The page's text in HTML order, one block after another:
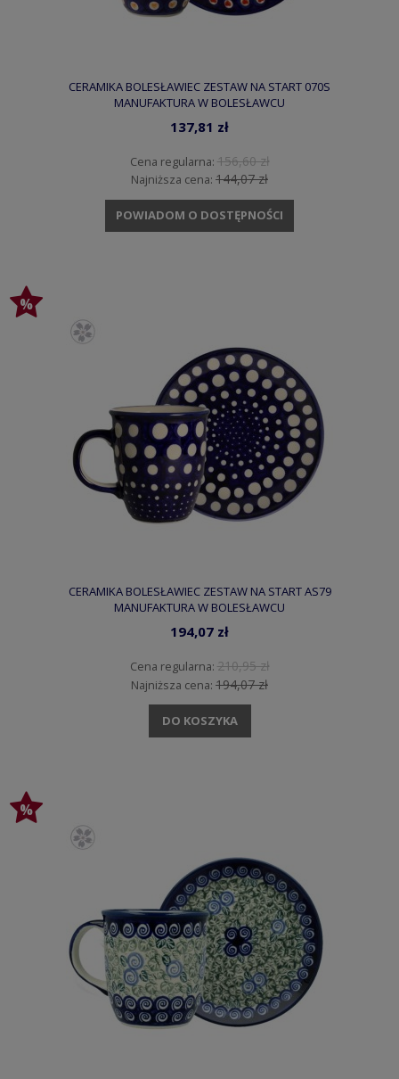
CERAMIKA BOLESŁAWIEC ZESTAW NA START 070S
MANUFAKTURA W BOLESŁAWCU
137,81 zł
Cena regularna: 156,60 zł
Najniższa cena: 144,07 zł
POWIADOM O DOSTĘPNOŚCI
CERAMIKA BOLESŁAWIEC ZESTAW NA START AS79
MANUFAKTURA W BOLESŁAWCU
194,07 zł
Cena regularna: 210,95 zł
Najniższa cena: 194,07 zł
DO KOSZYKA